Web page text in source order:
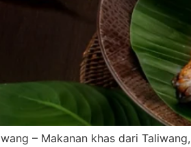
– Makanan khas dari